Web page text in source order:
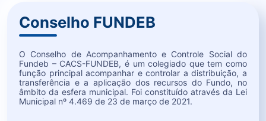
Conselho FUNDEB
O Conselho de Acompanhamento e Controle Social do
Fundeb – CACS-FUNDEB, é um colegiado que tem como
função principal acompanhar e controlar a distribuição, a
transferência e a aplicação dos recursos do Fundo, no
âmbito da esfera municipal. Foi constituído através da Lei
Municipal nº 4.469 de 23 de março de 2021.